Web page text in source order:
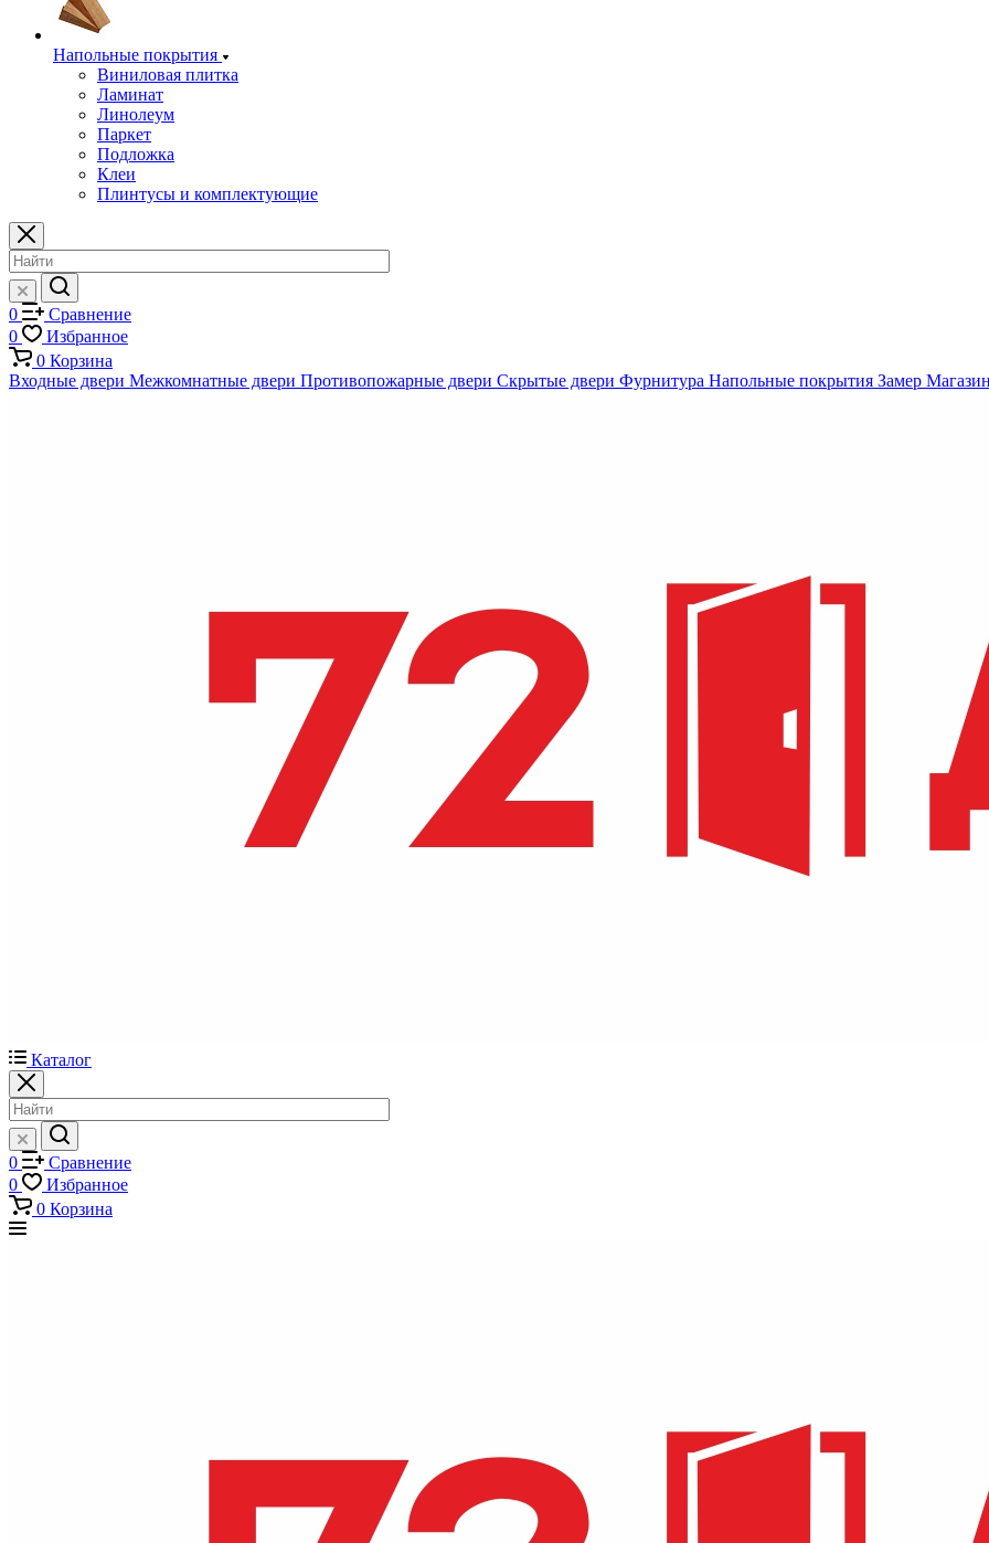
Напольные покрытия
Виниловая плитка
Ламинат
Линолеум
Паркет
Подложка
Клеи
Плинтусы и комплектующие
0
Сравнение
0
Избранное
0 Корзина
Входные двери Межкомнатные двери Противопожарные двери Скрытые двери Фурнитура Напольные покрытия Замер
Каталог
0
Сравнение
0
Избранное
0 Корзина